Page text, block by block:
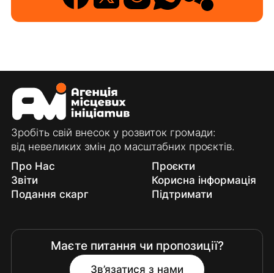
Зробіть свій внесок у розвиток громади:
від невеликих змін до масштабних проєктів.
Про Нас
Проєкти
Звіти
Корисна інформація
Подання скарг
Підтримати
Маєте питання чи пропозиції?
Зв’язатися з нами